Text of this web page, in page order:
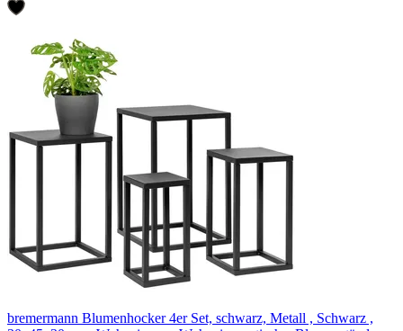
bremermann Blumenhocker 4er Set, schwarz, Metall , Schwarz ,